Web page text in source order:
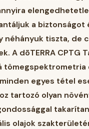
a biztonságot
tiszta, de
A dōTERRA
egyes tétel
tartozó olyan
olajok